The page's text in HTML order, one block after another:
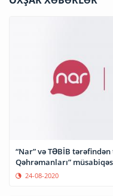
“Nar” və TƏBİB
Qəhrəmanları”
24-08-2020